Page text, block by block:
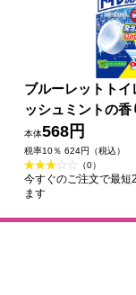
ブルーレットトイ
ッシュミントの香
薬
本体568円
税率10％ 624円（税込）
（0）
今すぐのご注文で最短
ます